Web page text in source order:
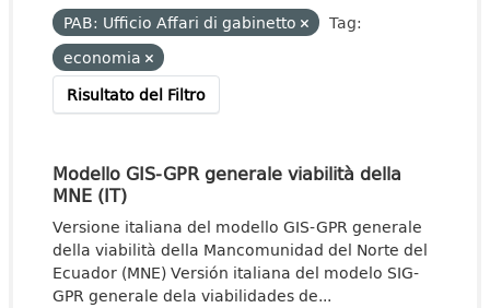
PAB: Ufficio Affari di gabinetto
Tag:
economia
Risultato del Filtro
Modello GIS-GPR generale viabilità della
MNE (IT)
Versione italiana del modello GIS-GPR generale
della viabilità della Mancomunidad del Norte del
Ecuador (MNE) Versión italiana del modelo SIG-
GPR generale dela viabilidades de...